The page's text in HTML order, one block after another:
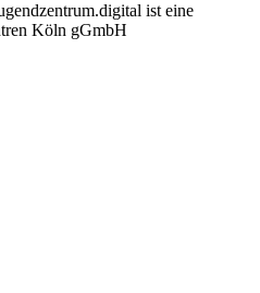
ist eine
Köln gGmbH